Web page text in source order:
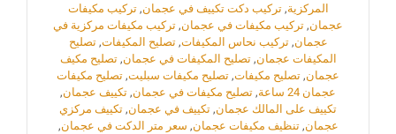
المركزية,تركيب دكت تكييف في عجمان,تركيب مكيفات
عجمان, تركيب مكيفات في عجمان, تركيب مكيفات مركزية في
عجمان,تركيب نحاس المكيفات,تصليح المكيفات,تصليح
المكيفات عجمان,تصليح المكيفات في عجمان,تصليح مكيف
عجمان, تصليح مكيفات, تصليح مكيفات سبليت, تصليح مكيفات
عجمان 24 ساعة
, تصليح مكيفات في عجمان, تكييف عجمان,
تكييف على المالك عجمان, تكييف في عجمان, تكييف مركزي
عجمان,تنظيف مكيفات عجمان, سعر متر الدكت في عجمان,